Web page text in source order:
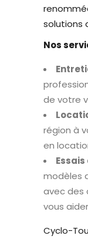
solutions
Nos
de votre
région à
en
modèles
avec des
vous
Cyclo-